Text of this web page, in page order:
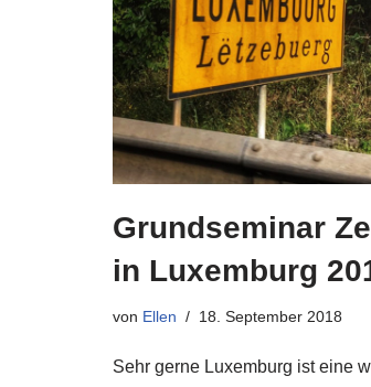
Grundseminar
in Luxemburg
von Ellen 18. September 2018
Sehr gerne Luxemburg ist eine